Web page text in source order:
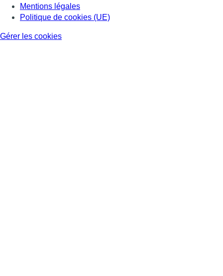
Mentions légales
Politique de cookies (UE)
Gérer les cookies